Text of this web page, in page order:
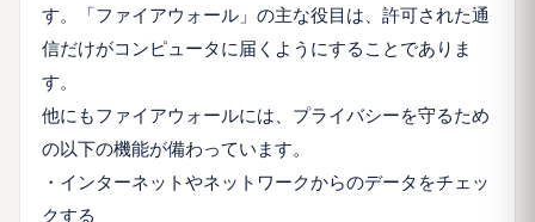
す。「ファイアウォール」の主な役目は、許可された通
信だけがコンピュータに届くようにすることでありま
す。
他にもファイアウォールには、プライバシーを守るため
の以下の機能が備わっています。
・インターネットやネットワークからのデータをチェッ
クする